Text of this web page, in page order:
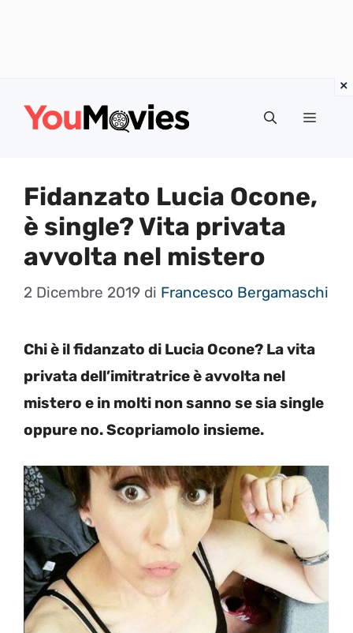
Menu
Fidanzato Lucia Ocone,
è single? Vita privata
avvolta nel mistero
2 Dicembre 2019 di Francesco Bergamaschi
Chi è il fidanzato di Lucia Ocone? La vita
privata dell’imitratrice è avvolta nel
mistero e in molti non sanno se sia single
oppure no. Scopriamolo insieme.